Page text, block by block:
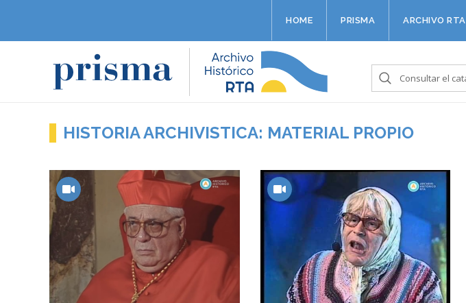
HOME PRISMA ARCHIVO RTA
HISTORIA ARCHIVISTICA: MATERIAL PROPIO